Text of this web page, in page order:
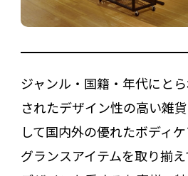
ジャンル・国籍・年代にと
されたデザイン性の高い雑
して国内外の優れたボディ
グランスアイテムを取り揃え